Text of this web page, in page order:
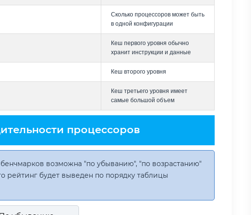
Сколько процессоров может быть
в одной конфигурации
Кеш первого уровня обычно
хранит инструкции и данные
Кеш второго уровня
Кеш третьего уровня имеет
самые большой объем
процессоров
возможна "по убыванию", "по возрастанию"
рейтинг будет выведен по порядку таблицы